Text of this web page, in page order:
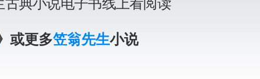
古典小说电子书线上看阅读
或更多笠翁先生小说